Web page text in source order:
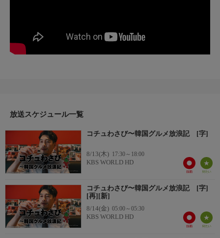
放送スケジュール一覧
コチュわさび〜韓国グルメ放浪記 [字]
8/13(木) 17:30～18:00
KBS WORLD HD
コチュわさび〜韓国グルメ放浪記 [字]
[再][新]
8/14(金) 05:00～05:30
KBS WORLD HD